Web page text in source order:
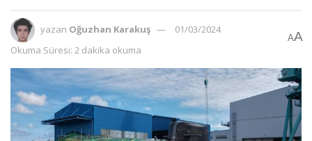
yazan Oğuzhan Karakuş
01/03/2024
Okuma Süresi: 2 dakika okuma
AA